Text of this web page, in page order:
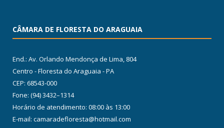
CÂMARA DE FLORESTA DO ARAGUAIA
End.: Av. Orlando Mendonça de Lima, 804
Centro - Floresta do Araguaia - PA
CEP: 68543-000
Fone: (94) 3432–1314
Horário de atendimento: 08:00 às 13:00
E-mail: camaradefloresta@hotmail.com